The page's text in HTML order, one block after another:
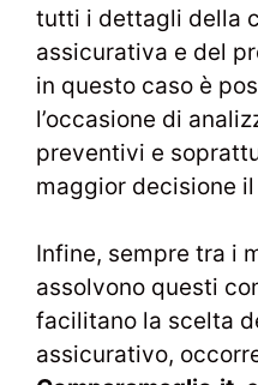
tutti i dettagli della
assicurativa e del
in questo caso è
l’occasione di
preventivi e
maggior decisione
Infine, sempre tra i
assolvono questi
facilitano la scelta
assicurativo,